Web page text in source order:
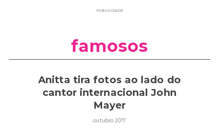
PUBLICIDADE
famosos
Anitta tira fotos ao lado do
cantor internacional John
Mayer
outubro 2017